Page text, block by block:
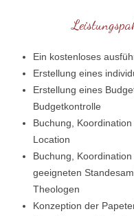
Ein kostenloses
Erstellung eines
Erstellung eines
Budgetkontrolle
Buchung,
Location
Buchung,
geeigneten
Theologen
Konzeption der